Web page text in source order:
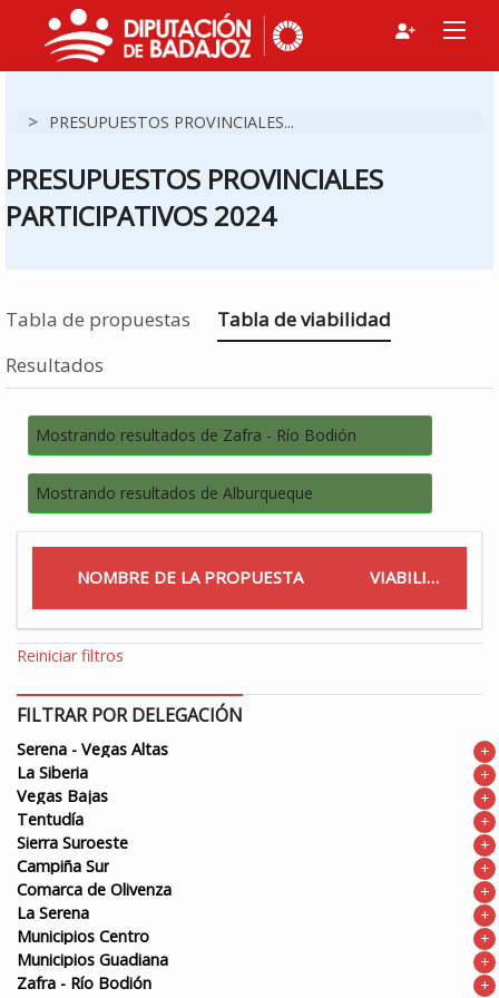
> PRESUPUESTOS PROVINCIALES...
PRESUPUESTOS PROVINCIALES
PARTICIPATIVOS 2024
Tabla de propuestas Estás en
Tabla de viabilidad
Resultados
Mostrando resultados de Zafra - Río Bodión
Mostrando resultados de Alburqueque
NOMBRE DE LA PROPUESTA VIABILIDAD
Reiniciar filtros
FILTRAR POR DELEGACIÓN